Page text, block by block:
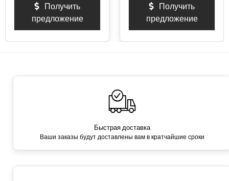
Получить
предложение
Получить
предложение
Быстрая доставка
Ваши заказы будут доставлены вам в кратчайшие сроки